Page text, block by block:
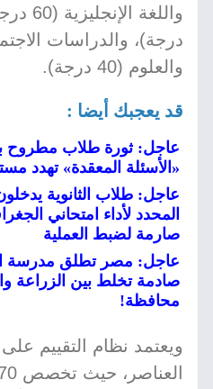
والعلوم (40 درجة).
قد يعجبك أيضا :
عاجل: ثورة طلاب مطروح
«الأسئلة المعقدة» تهدد
عاجل: طلاب الثانوية
المحدد لأداء امتحاني
صارمة لضبط العملية
عاجل: مصر تطلق مدرسة
محافظة!
ويعتمد نظام التقييم